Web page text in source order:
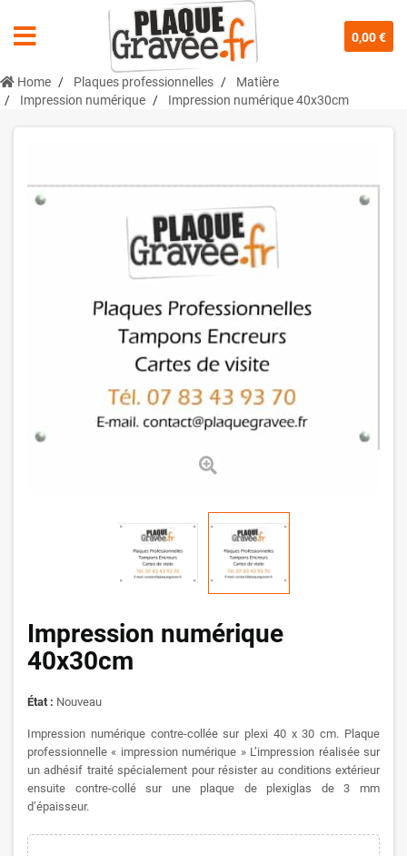
0,00 €
Home Plaques professionnelles
Matière
Impression numérique
Impression numérique 40x30cm
Impression numérique
40x30cm
État : Nouveau
Impression numérique contre-collée sur plexi 40 x 30 cm. Plaque
professionnelle « impression numérique » L’impression réalisée sur
un adhésif traité spécialement pour résister au conditions extérieur
ensuite contre-collé sur une plaque de plexiglas de 3 mm
d’épaisseur.